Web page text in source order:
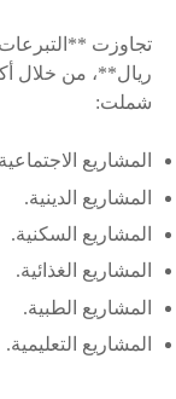
شملت:
المشاريع
المشاريع الدينية.
المشاريع السكنية.
المشاريع الغذائية.
المشاريع الطبية.
المشاريع التعليمية.